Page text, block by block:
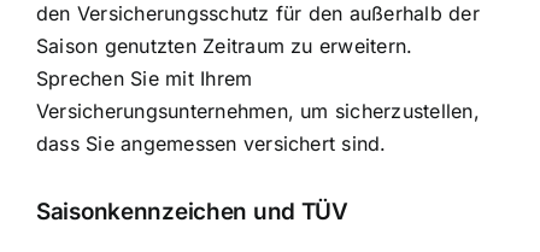
den Versicherungsschutz für den außerhalb der
Saison genutzten Zeitraum zu erweitern.
Sprechen Sie mit Ihrem
Versicherungsunternehmen, um sicherzustellen,
dass Sie angemessen versichert sind.
Saisonkennzeichen und TÜV